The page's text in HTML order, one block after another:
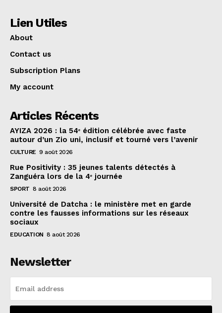
Lien Utiles
About
Contact us
Subscription Plans
My account
Articles Récents
AYIZA 2026 : la 54ᵉ édition célébrée avec faste
autour d’un Zio uni, inclusif et tourné vers l’avenir
CULTURE 9 août 2026
Rue Positivity : 35 jeunes talents détectés à
Zanguéra lors de la 4ᵉ journée
SPORT 8 août 2026
Université de Datcha : le ministère met en garde
contre les fausses informations sur les réseaux
sociaux
EDUCATION 8 août 2026
Newsletter